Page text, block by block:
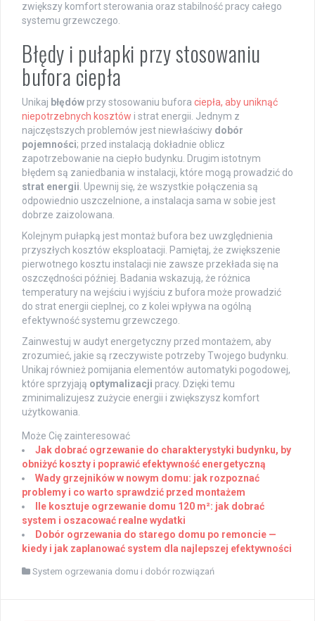
zwiększy komfort sterowania oraz stabilność pracy całego
systemu grzewczego.
Błędy i pułapki przy stosowaniu
bufora ciepła
Unikaj błędów przy stosowaniu bufora ciepła, aby uniknąć
niepotrzebnych kosztów i strat energii. Jednym z
najczęstszych problemów jest niewłaściwy dobór
pojemności; przed instalacją dokładnie oblicz
zapotrzebowanie na ciepło budynku. Drugim istotnym
błędem są zaniedbania w instalacji, które mogą prowadzić do
strat energii. Upewnij się, że wszystkie połączenia są
odpowiednio uszczelnione, a instalacja sama w sobie jest
dobrze zaizolowana.
Kolejnym pułapką jest montaż bufora bez uwzględnienia
przyszłych kosztów eksploatacji. Pamiętaj, że zwiększenie
pierwotnego kosztu instalacji nie zawsze przekłada się na
oszczędności później. Badania wskazują, że różnica
temperatury na wejściu i wyjściu z bufora może prowadzić
do strat energii cieplnej, co z kolei wpływa na ogólną
efektywność systemu grzewczego.
Zainwestuj w audyt energetyczny przed montażem, aby
zrozumieć, jakie są rzeczywiste potrzeby Twojego budynku.
Unikaj również pomijania elementów automatyki pogodowej,
które sprzyjają optymalizacji pracy. Dzięki temu
zminimalizujesz zużycie energii i zwiększysz komfort
użytkowania.
Może Cię zainteresować
Jak dobrać ogrzewanie do charakterystyki budynku, by
obniżyć koszty i poprawić efektywność energetyczną
Wady grzejników w nowym domu: jak rozpoznać
problemy i co warto sprawdzić przed montażem
Ile kosztuje ogrzewanie domu 120 m²: jak dobrać
system i oszacować realne wydatki
Dobór ogrzewania do starego domu po remoncie —
kiedy i jak zaplanować system dla najlepszej efektywności
System ogrzewania domu i dobór rozwiązań